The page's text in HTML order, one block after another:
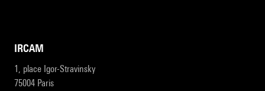
IRCAM
1, place Igor-Stravinsky
75004 Paris